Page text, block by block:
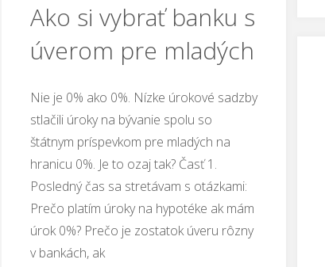
Ako si vybrať banku s
úverom pre mladých
Nie je 0% ako 0%. Nízke úrokové sadzby
stlačili úroky na bývanie spolu so
štátnym príspevkom pre mladých na
hranicu 0%. Je to ozaj tak? Časť 1.
Posledný čas sa stretávam s otázkami:
Prečo platím úroky na hypotéke ak mám
úrok 0%? Prečo je zostatok úveru rôzny
v bankách, ak